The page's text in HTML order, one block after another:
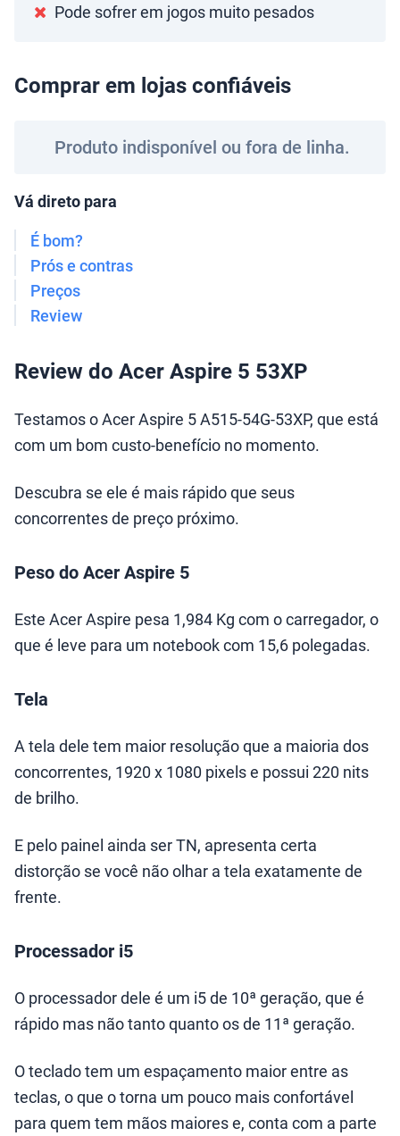
Pode sofrer em jogos muito pesados
Comprar em lojas confiáveis
Produto indisponível ou fora de linha.
Vá direto para
É bom?
Prós e contras
Preços
Review
Review do Acer Aspire 5 53XP
Testamos o Acer Aspire 5 A515-54G-53XP, que está
com um bom custo-benefício no momento.
Descubra se ele é mais rápido que seus
concorrentes de preço próximo.
Peso do Acer Aspire 5
Este Acer Aspire pesa 1,984 Kg com o carregador, o
que é leve para um notebook com 15,6 polegadas.
Tela
A tela dele tem maior resolução que a maioria dos
concorrentes, 1920 x 1080 pixels e possui 220 nits
de brilho.
E pelo painel ainda ser TN, apresenta certa
distorção se você não olhar a tela exatamente de
frente.
Processador i5
O processador dele é um i5 de 10ª geração, que é
rápido mas não tanto quanto os de 11ª geração.
O teclado tem um espaçamento maior entre as
teclas, o que o torna um pouco mais confortável
para quem tem mãos maiores e, conta com a parte